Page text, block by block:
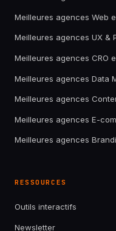
Meilleures agences Web
Meilleures agences UX &
Meilleures agences CRO
Meilleures agences Data
Meilleures agences
Meilleures agences E-
Meilleures agences
RESSOURCES
Outils interactifs
Newsletter